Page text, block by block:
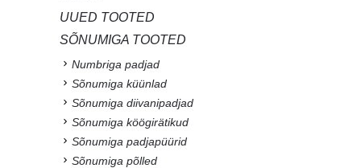
UUED TOOTED
SÕNUMIGA TOOTED
Numbriga padjad
Sõnumiga küünlad
Sõnumiga diivanipadjad
Sõnumiga köögirätikud
Sõnumiga padjapüürid
Sõnumiga põlled